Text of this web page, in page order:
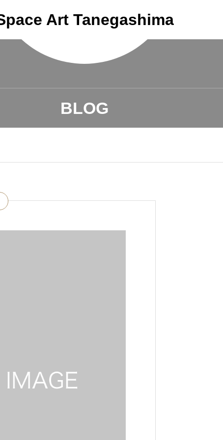
Art Tanegashima
BLOG